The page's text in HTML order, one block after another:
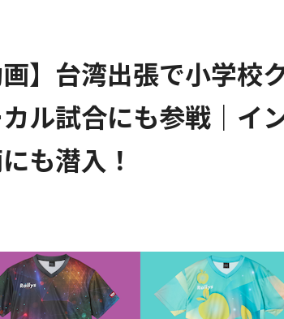
画】台湾出張で小学校
ル試合にも参戦｜イ
も潜入！